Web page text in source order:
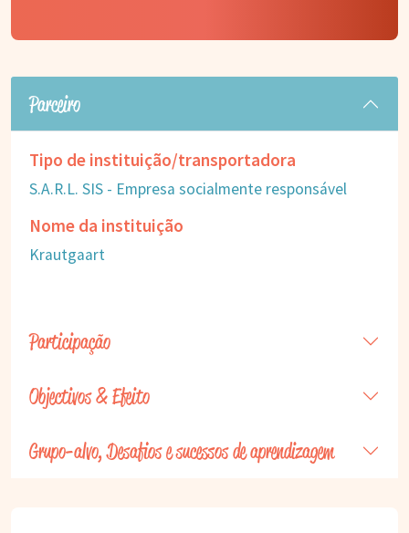
Parceiro
Tipo de instituição/transportadora
S.A.R.L. SIS - Empresa socialmente responsável
Nome da instituição
Krautgaart
Participação
Objectivos & Efeito
Grupo-alvo, Desafios e sucessos de aprendizagem